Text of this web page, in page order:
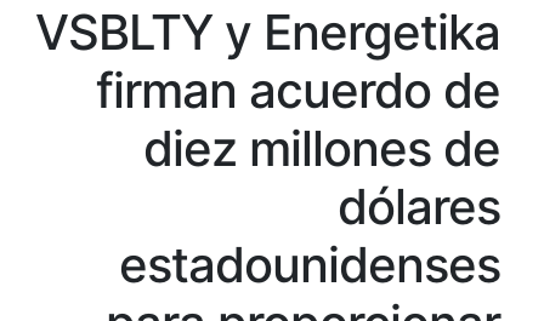
VSBLTY y Energetika
firman acuerdo de
diez millones de
dólares
estadounidenses